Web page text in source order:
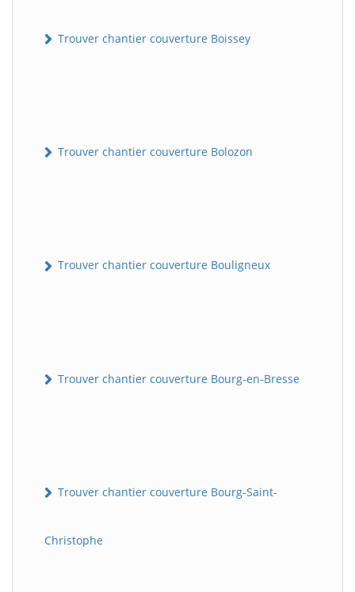
Trouver chantier couverture Boissey
Trouver chantier couverture Bolozon
Trouver chantier couverture Bouligneux
Trouver chantier couverture Bourg-en-Bresse
Trouver chantier couverture Bourg-Saint-
Christophe